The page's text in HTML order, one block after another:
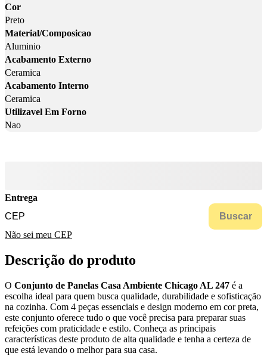
Cor
Preto
Material/Composicao
Aluminio
Acabamento Externo
Ceramica
Acabamento Interno
Ceramica
Utilizavel Em Forno
Nao
Entrega
Buscar
Não sei meu CEP
Descrição do produto
O Conjunto de Panelas Casa Ambiente Chicago AL 247 é a
escolha ideal para quem busca qualidade, durabilidade e sofisticação
na cozinha. Com 4 peças essenciais e design moderno em cor preta,
este conjunto oferece tudo o que você precisa para preparar suas
refeições com praticidade e estilo. Conheça as principais
características deste produto de alta qualidade e tenha a certeza de
que está levando o melhor para sua casa.